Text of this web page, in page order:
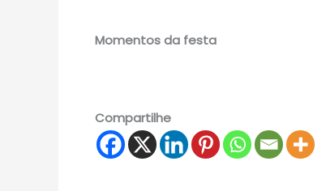
Momentos da festa
Compartilhe